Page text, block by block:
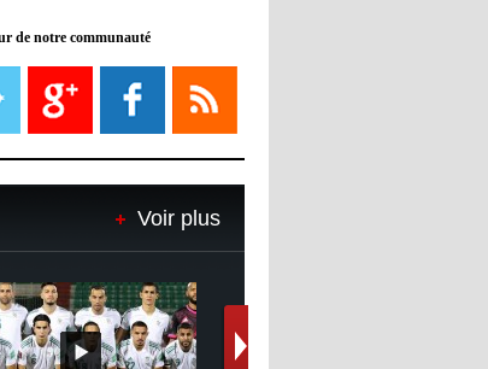
08:21 - 2022/11/08
Liverpool mis en vente par son
propriétaire
Le Barça savoure sa première
place et chambre le Real Madrid
de matchs"
12:39 - 2022/11/06
Real : Les dirigeants veulent le
de notre communauté
Voir plus